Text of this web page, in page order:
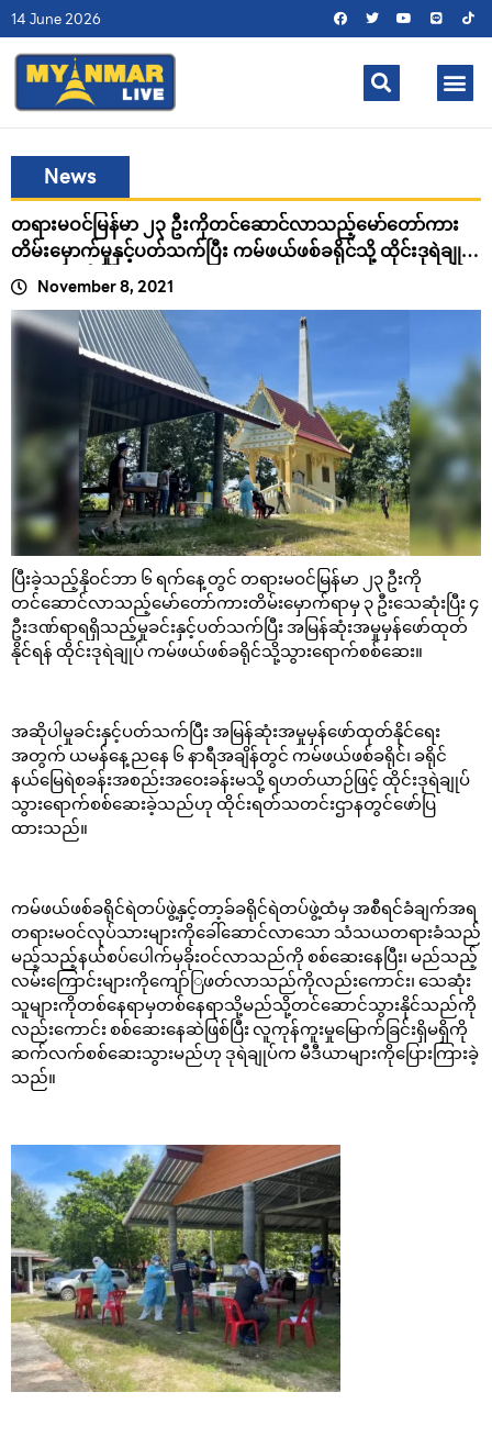
14 June 2026
News
တရားမဝင်မြန်မာ ၂၃ ဦးကိုတင်ဆောင်လာသည့်မော်တော်ကား
တိမ်းမှောက်မှုနှင့်ပတ်သက်ပြီး ကမ်ဖယ်ဖစ်ခရိုင်သို့ ထိုင်းဒုရဲချုပ်
သွားရောက်စစ်ဆေး
November 8, 2021
ပြီးခဲ့သည့်နိုဝင်ဘာ ၆ ရက်နေ့တွင် တရားမဝင်မြန်မာ ၂၃ ဦးကို
တင်ဆောင်လာသည့်မော်တော်ကားတိမ်းမှောက်ရာမှ ၃ ဦးသေဆုံးပြီး ၄
ဦးဒဏ်ရာရရှိသည့်မှုခင်းနှင့်ပတ်သက်ပြီး အမြန်ဆုံးအမှုမှန်ဖော်ထုတ်
နိုင်ရန် ထိုင်းဒုရဲချုပ် ကမ်ဖယ်ဖစ်ခရိုင်သို့သွားရောက်စစ်ဆေး။
အဆိုပါမှုခင်းနှင့်ပတ်သက်ပြီး အမြန်ဆုံးအမှုမှန်ဖော်ထုတ်နိုင်ရေး
အတွက် ယမန်နေ့ညနေ ၆ နာရီအချိန်တွင် ကမ်ဖယ်ဖစ်ခရိုင်၊ ခရိုင်
နယ်မြေရဲစခန်းအစည်းအဝေးခန်းမသို့ ရဟတ်ယာဉ်ဖြင့် ထိုင်းဒုရဲချုပ်
သွားရောက်စစ်ဆေးခဲ့သည်ဟု ထိုင်းရတ်သတင်းဌာနတွင်ဖော်ပြ
ထားသည်။
ကမ်ဖယ်ဖစ်ခရိုင်ရဲတပ်ဖွဲ့နှင့်တာ့ခ်ခရိုင်ရဲတပ်ဖွဲ့ထံမှ အစီရင်ခံချက်အရ
တရားမဝင်လုပ်သားများကိုခေါ်ဆောင်လာသော သံသယတရားခံသည်
မည့်သည့်နယ်စပ်ပေါက်မှခိုးဝင်လာသည်ကို စစ်ဆေးနေပြီး၊ မည်သည့်
လမ်းကြောင်းများကိုကျော်ြဖတ်လာသည်ကိုလည်းကောင်း၊ သေဆုံး
သူများကိုတစ်နေရာမှတစ်နေရာသို့မည်သို့တင်ဆောင်သွားနိုင်သည်ကို
လည်းကောင်း စစ်ဆေးနေဆဲဖြစ်ပြီး လူကုန်ကူးမှုမြောက်ခြင်းရှိမရှိကို
ဆက်လက်စစ်ဆေးသွားမည်ဟု ဒုရဲချုပ်က မီဒီယာများကိုပြေားကြားခဲ့
သည်။